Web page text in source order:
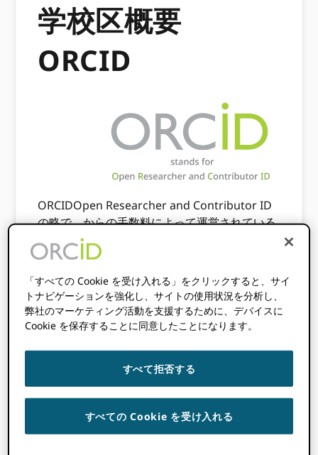
学校区概要
ORCID
ORCIDOpen Researcher and Contributor ID
の略で、からの手数料によって運営されている
世界的な非営利団体です。
織。 私たちはコミュニティによって構築され、
理事会役員 幅広い利害関係者の代表を持つ私た
ちの会員の代表。 ORCID 熱心で知識豊富なプ
ロのスタッフ.
VISION | 目指す未来
ションに参加するすべての人が一意に識別さ
れ、分野、国境、時間を超えて貢献することに
「すべての Cookie を受け入れる」をクリックすると、サイ
トナビゲーションを強化し、サイトの使用状況を分析し、
弊社のマーケティング活動を支援するために、デバイスに
Cookie を保存することに同意したことになります。
すべて拒否する
すべての Cookie を受け入れる